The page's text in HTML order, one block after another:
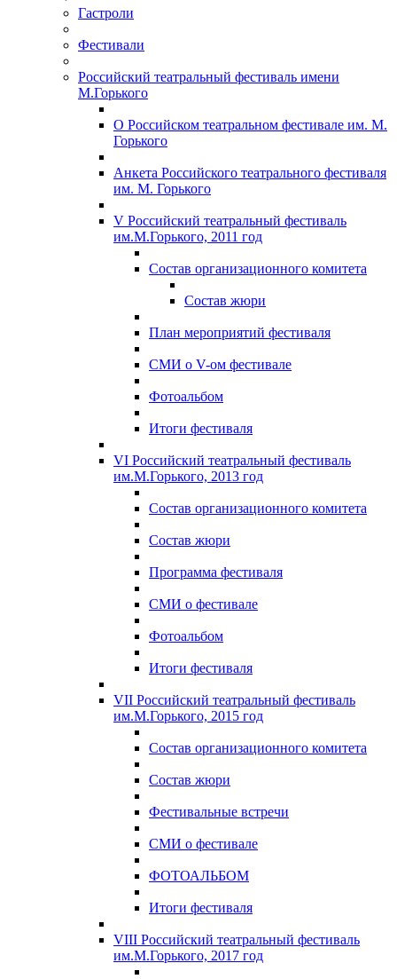
Гастроли
Фестивали
Российский театральный фестиваль имени
М.Горького
О Российском театральном фестивале им. М.
Горького
Анкета Российского театрального фестиваля
им. М. Горького
V Российский театральный фестиваль
им.М.Горького, 2011 год
Состав организационного комитета
Состав жюри
План мероприятий фестиваля
СМИ о V-ом фестивале
Фотоальбом
Итоги фестиваля
VI Российский театральный фестиваль
им.М.Горького, 2013 год
Состав организационного комитета
Состав жюри
Программа фестиваля
СМИ о фестивале
Фотоальбом
Итоги фестиваля
VII Российский театральный фестиваль
им.М.Горького, 2015 год
Состав организационного комитета
Состав жюри
Фестивальные встречи
СМИ о фестивале
ФОТОАЛЬБОМ
Итоги фестиваля
VIII Российский театральный фестиваль
им.М.Горького, 2017 год